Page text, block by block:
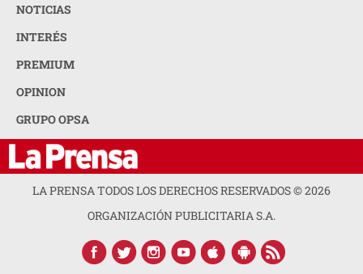
NOTICIAS
INTERÉS
PREMIUM
OPINION
GRUPO OPSA
LA PRENSA TODOS LOS DERECHOS RESERVADOS ©2026
ORGANIZACIÓN PUBLICITARIA S.A.